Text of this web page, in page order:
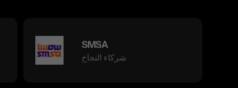
SMSA
شركاء النجاح